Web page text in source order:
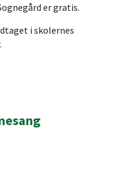
er gratis.
i skolernes